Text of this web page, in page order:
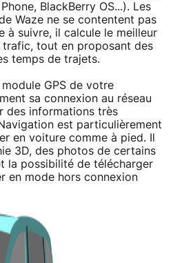
BlackBerry OS...). Les
Waze ne se contentent pas
à suivre, il calcule le meilleur
tout en proposant des
temps de trajets.
GPS de votre
sa connexion au réseau
des informations très
est particulièrement
en voiture comme à pied. Il
3D, des photos de certains
la possibilité de télécharger
en mode hors connexion